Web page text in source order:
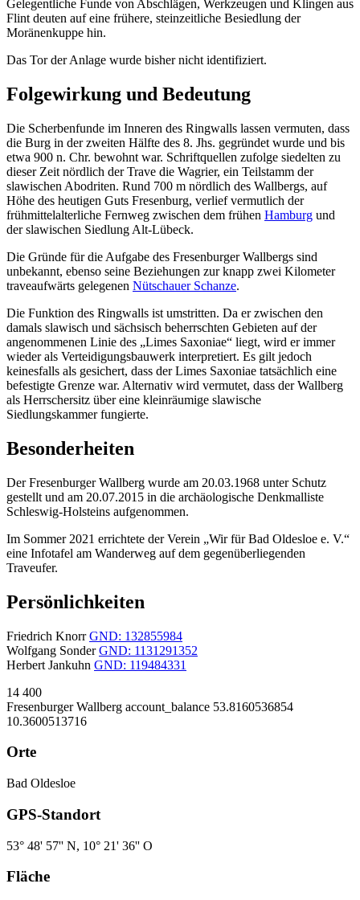
Gelegentliche Funde von Abschlägen, Werkzeugen und Klingen aus
Flint deuten auf eine frühere, steinzeitliche Besiedlung der
Moränenkuppe hin.
Das Tor der Anlage wurde bisher nicht identifiziert.
Folgewirkung und Bedeutung
Die Scherbenfunde im Inneren des Ringwalls lassen vermuten, dass
die Burg in der zweiten Hälfte des 8. Jhs. gegründet wurde und bis
etwa 900 n. Chr. bewohnt war. Schriftquellen zufolge siedelten zu
dieser Zeit nördlich der Trave die Wagrier, ein Teilstamm der
slawischen Abodriten. Rund 700 m nördlich des Wallbergs, auf
Höhe des heutigen Guts Fresenburg, verlief vermutlich der
frühmittelalterliche Fernweg zwischen dem frühen Hamburg und
der slawischen Siedlung Alt-Lübeck.
Die Gründe für die Aufgabe des Fresenburger Wallbergs sind
unbekannt, ebenso seine Beziehungen zur knapp zwei Kilometer
traveaufwärts gelegenen Nütschauer Schanze.
Die Funktion des Ringwalls ist umstritten. Da er zwischen den
damals slawisch und sächsisch beherrschten Gebieten auf der
angenommenen Linie des „Limes Saxoniae“ liegt, wird er immer
wieder als Verteidigungsbauwerk interpretiert. Es gilt jedoch
keinesfalls als gesichert, dass der Limes Saxoniae tatsächlich eine
befestigte Grenze war. Alternativ wird vermutet, dass der Wallberg
als Herrschersitz über eine kleinräumige slawische
Siedlungskammer fungierte.
Besonderheiten
Der Fresenburger Wallberg wurde am 20.03.1968 unter Schutz
gestellt und am 20.07.2015 in die archäologische Denkmalliste
Schleswig-Holsteins aufgenommen.
Im Sommer 2021 errichtete der Verein „Wir für Bad Oldesloe e. V.“
eine Infotafel am Wanderweg auf dem gegenüberliegenden
Traveufer.
Persönlichkeiten
Friedrich KnorrGND: 132855984
Wolfgang SonderGND: 1131291352
Herbert Jankuhn GND: 119484331
14 400
Fresenburger Wallberg account_balance 53.8160536854
10.3600513716
Orte
Bad Oldesloe
GPS-Standort
53° 48' 57'' N, 10° 21' 36'' O
Fläche